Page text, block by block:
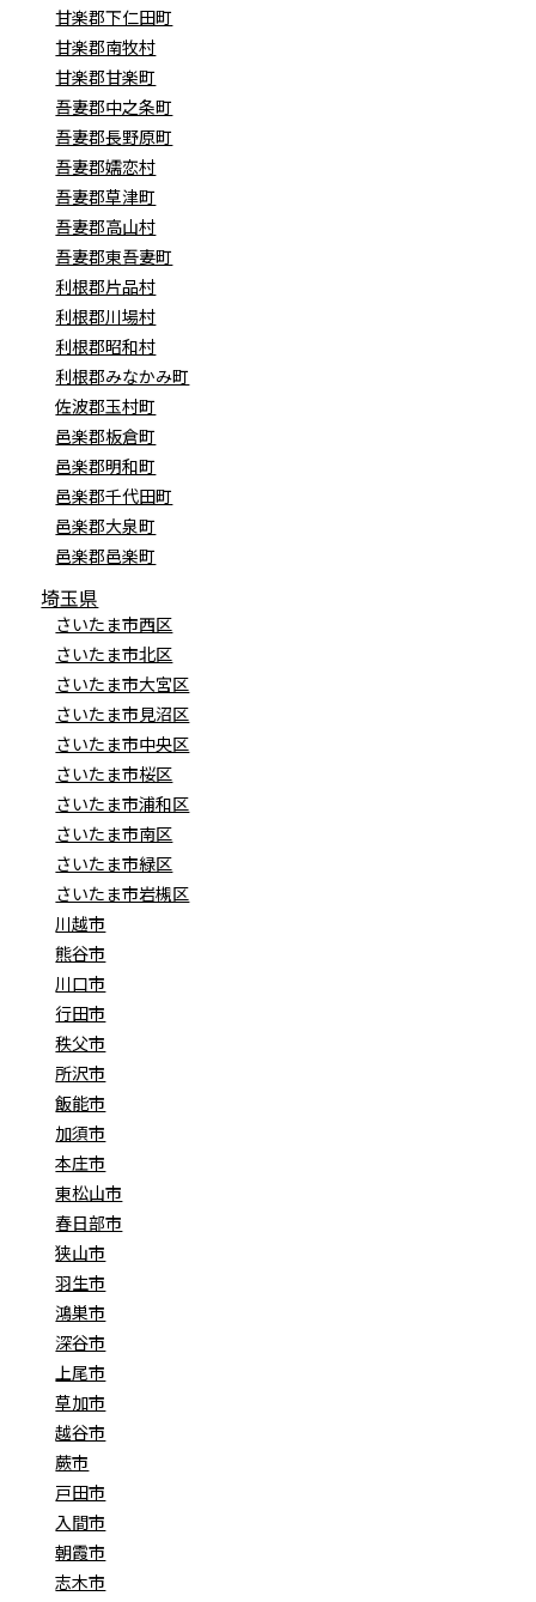
甘楽郡下仁田町
甘楽郡南牧村
甘楽郡甘楽町
吾妻郡中之条町
吾妻郡長野原町
吾妻郡嬬恋村
吾妻郡草津町
吾妻郡高山村
吾妻郡東吾妻町
利根郡片品村
利根郡川場村
利根郡昭和村
利根郡みなかみ町
佐波郡玉村町
邑楽郡板倉町
邑楽郡明和町
邑楽郡千代田町
邑楽郡大泉町
邑楽郡邑楽町
埼玉県
さいたま市西区
さいたま市北区
さいたま市大宮区
さいたま市見沼区
さいたま市中央区
さいたま市桜区
さいたま市浦和区
さいたま市南区
さいたま市緑区
さいたま市岩槻区
川越市
熊谷市
川口市
行田市
秩父市
所沢市
飯能市
加須市
本庄市
東松山市
春日部市
狭山市
羽生市
鴻巣市
深谷市
上尾市
草加市
越谷市
蕨市
戸田市
入間市
朝霞市
志木市